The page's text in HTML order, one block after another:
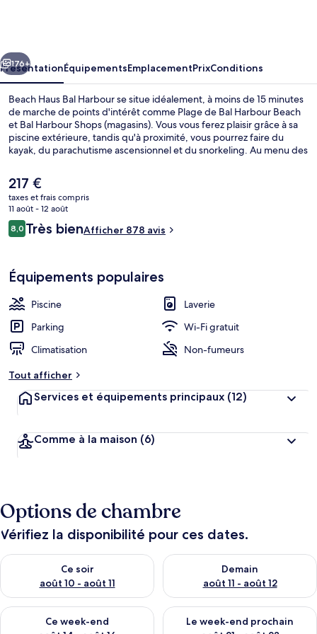
Suivant
176+
PrésentationÉquipementsEmplacementPrixConditions
Beach Haus Bal Harbour se situe idéalement, à moins de 15 minutes
de marche de points d'intérêt comme Plage de Bal Harbour Beach
et Bal Harbour Shops (magasins). Vous vous ferez plaisir grâce à sa
piscine extérieure, tandis qu'à proximité, vous pourrez faire du
kayak, du parachutisme ascensionnel et du snorkeling. Au menu des
l'assurance d'un séjour confortable. Cerise sur le gâteau, les
appartements regorgent de petits plus comme un pommeau de
douche à « effet pluie » et des articles de toilette de luxe.
Le
prix
actuel
est
de
217 €
taxes et frais compris
11 août - 12 août
Avis
voyageurs
8,08,0 sur 10
Très bienAfficher 878 avis
Équipements populaires
Piscine
Laverie
Parking
Wi-Fi gratuit
Climatisation
Non-fumeurs
Tout afficher
Services et équipements principaux (12)
Comme à la maison (6)
Options de chambre
Vérifiez la disponibilité pour ces dates.
Ce soir
août 10 - août 11
Vérifier la disponibilité pour ce soir août 10 - août 11
Demain
août 11 - août 12
Vérifier la disponibilité pour
Ce week-end
Vérifier la disponibilité pour ce week-end août 14 - août 16
Le week-end prochain
Vérifier la disponibilité pour